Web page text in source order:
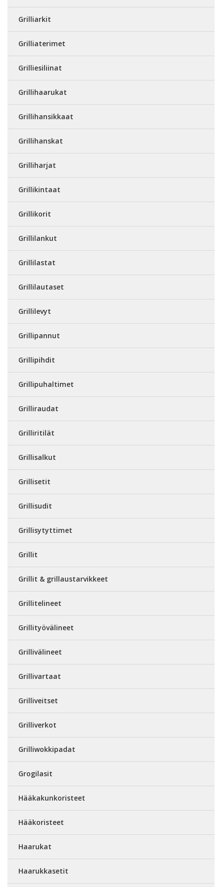
Grilliarkit
Grilliaterimet
Grilliesiliinat
Grillihaarukat
Grillihansikkaat
Grillihanskat
Grilliharjat
Grillikintaat
Grillikorit
Grillilankut
Grillilastat
Grillilautaset
Grillilevyt
Grillipannut
Grillipihdit
Grillipuhaltimet
Grilliraudat
Grilliritilät
Grillisalkut
Grillisetit
Grillisudit
Grillisytyttimet
Grillit
Grillit & grillaustarvikkeet
Grillitelineet
Grillityövälineet
Grillivälineet
Grillivartaat
Grilliveitset
Grilliverkot
Grilliwokkipadat
Grogilasit
Hääkakunkoristeet
Hääkoristeet
Haarukat
Haarukkasetit